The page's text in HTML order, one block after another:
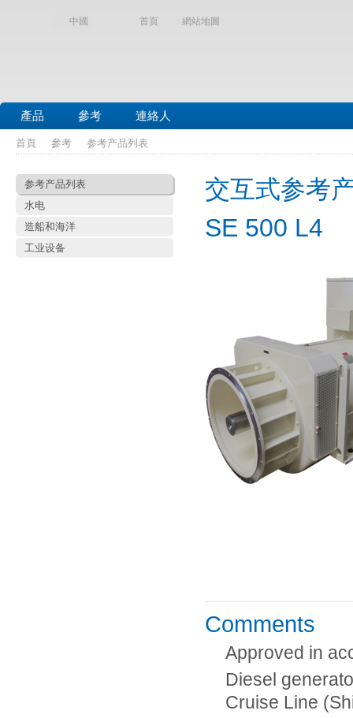
中國 首頁 網站地圖
產品 參考 連絡人
首頁 參考 参考产品列表
参考产品列表
水电
造船和海洋
工业设备
交互式参考
SE 500 L4
Comments
Approved in
Diesel
Cruise Line